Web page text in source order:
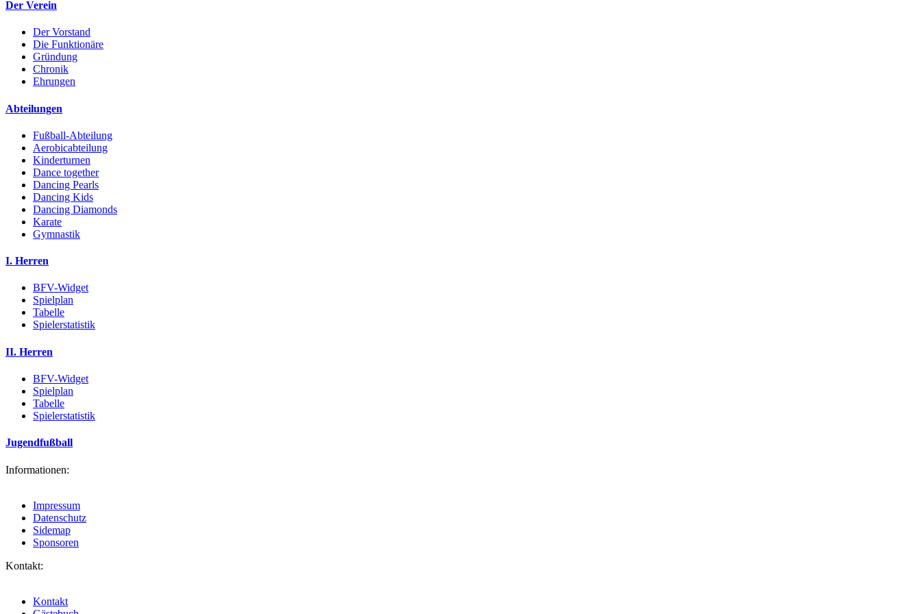
Der Verein
Der Vorstand
Die Funktionäre
Gründung
Chronik
Ehrungen
Abteilungen
Fußball-Abteilung
Aerobicabteilung
Kinderturnen
Dance together
Dancing Pearls
Dancing Kids
Dancing Diamonds
Karate
Gymnastik
I. Herren
BFV-Widget
Spielplan
Tabelle
Spielerstatistik
II. Herren
BFV-Widget
Spielplan
Tabelle
Spielerstatistik
Jugendfußball
Informationen:
Impressum
Datenschutz
Sidemap
Sponsoren
Kontakt:
Kontakt